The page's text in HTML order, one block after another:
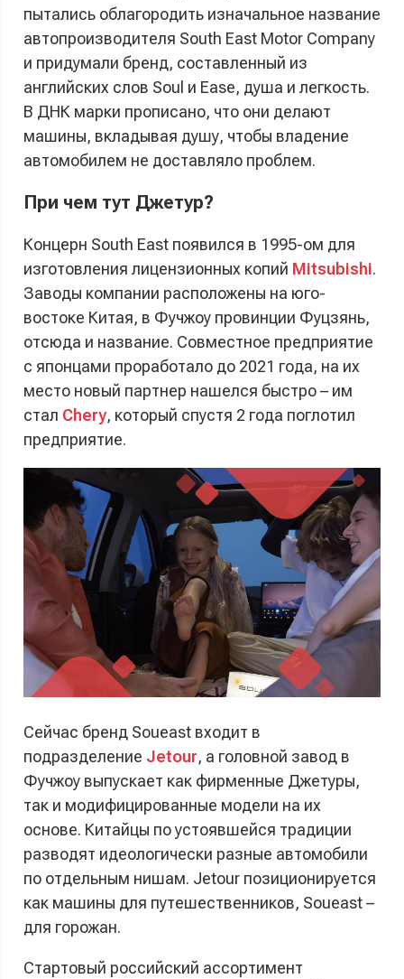
пытались облагородить изначальное название
автопроизводителя South East Motor Company
и придумали бренд, составленный из
английских слов Soul и Ease, душа и легкость.
В ДНК марки прописано, что они делают
машины, вкладывая душу, чтобы владение
автомобилем не доставляло проблем.
При чем тут Джетур?
Концерн South East появился в 1995-ом для
изготовления лицензионных копий Mitsubishi.
Заводы компании расположены на юго-
востоке Китая, в Фучжоу провинции Фуцзянь,
отсюда и название. Совместное предприятие
с японцами проработало до 2021 года, на их
место новый партнер нашелся быстро – им
стал Chery, который спустя 2 года поглотил
предприятие.
Сейчас бренд Soueast входит в
подразделение Jetour, а головной завод в
Фучжоу выпускает как фирменные Джетуры,
так и модифицированные модели на их
основе. Китайцы по устоявшейся традиции
разводят идеологически разные автомобили
по отдельным нишам. Jetour позиционируется
как машины для путешественников, Soueast –
для горожан.
Стартовый российский ассортимент